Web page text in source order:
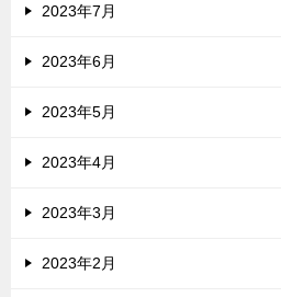
2023年7月
2023年6月
2023年5月
2023年4月
2023年3月
2023年2月